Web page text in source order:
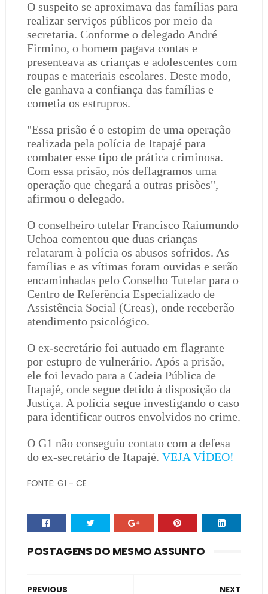
O suspeito se aproximava das famílias para
realizar serviços públicos por meio da
secretaria. Conforme o delegado André
Firmino, o homem pagava contas e
presenteava as crianças e adolescentes com
roupas e materiais escolares. Deste modo,
ele ganhava a confiança das famílias e
cometia os estrupros.
"Essa prisão é o estopim de uma operação
realizada pela polícia de Itapajé para
combater esse tipo de prática criminosa.
Com essa prisão, nós deflagramos uma
operação que chegará a outras prisões",
afirmou o delegado.
O conselheiro tutelar Francisco Raiumundo
Uchoa comentou que duas crianças
relataram à polícia os abusos sofridos. As
famílias e as vítimas foram ouvidas e serão
encaminhadas pelo Conselho Tutelar para o
Centro de Referência Especializado de
Assistência Social (Creas), onde receberão
atendimento psicológico.
O ex-secretário foi autuado em flagrante
por estupro de vulnerário. Após a prisão,
ele foi levado para a Cadeia Pública de
Itapajé, onde segue detido à disposição da
Justiça. A polícia segue investigando o caso
para identificar outros envolvidos no crime.
O G1 não conseguiu contato com a defesa
do ex-secretário de Itapajé. VEJA VÍDEO!
FONTE: G1 - CE
POSTAGENS DO MESMO ASSUNTO
NEXT
PREVIOUS